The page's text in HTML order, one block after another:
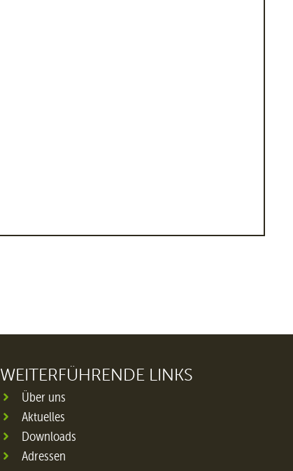
WEITERFÜHRENDE LINKS
Über uns
Aktuelles
Downloads
Adressen